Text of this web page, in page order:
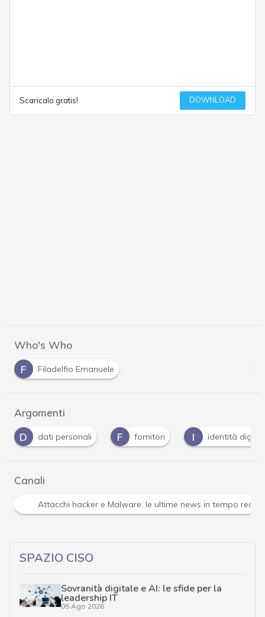
Scaricalo gratis! DOWNLOAD
Who's Who
F
Filadelfio Emanuele
Argomenti
D
dati personali F fornitori I identità
Canali
Attacchi hacker e Malware: le ultime news in tempo
SPAZIO CISO
Sovranità digitale e AI: le sfide per la
leadership IT
05 Ago 2026